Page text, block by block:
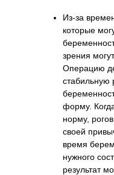
Из-за
которые
зрения
Операцию
стабильную
форму.
норму,
своей
время
нужного
результат